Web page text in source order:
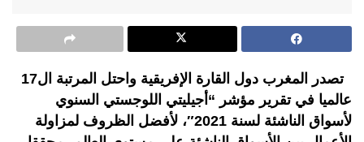
تصدر المغرب دول القارة الإفريقية واحتل المرتبة ال17
عالميا في تقرير مؤشر “أجيليتي اللوجستي السنوي
لأسواق الناشئة لسنة 2021″، لأفضل الظروف لمزاولة